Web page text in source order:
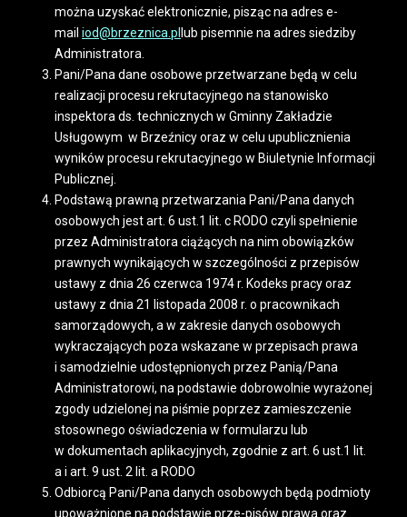
można uzyskać elektronicznie, pisząc na adres e-
mail iod@brzeznica.pl lub pisemnie na adres siedziby
Administratora.
Pani/Pana dane osobowe przetwarzane będą w celu
realizacji procesu rekrutacyjnego na stanowisko
inspektora ds. technicznych w Gminny Zakładzie
Usługowym w Brzeźnicy oraz w celu upublicznienia
wyników procesu rekrutacyjnego w Biuletynie Informacji
Publicznej.
Podstawą prawną przetwarzania Pani/Pana danych
osobowych jest art. 6 ust.1 lit. c RODO czyli spełnienie
przez Administratora ciążących na nim obowiązków
prawnych wynikających w szczególności z przepisów
ustawy z dnia 26 czerwca 1974 r. Kodeks pracy oraz
ustawy z dnia 21 listopada 2008 r. o pracownikach
samorządowych, a w zakresie danych osobowych
wykraczających poza wskazane w przepisach prawa
i samodzielnie udostępnionych przez Panią/Pana
Administratorowi, na podstawie dobrowolnie wyrażonej
zgody udzielonej na piśmie poprzez zamieszczenie
stosownego oświadczenia w formularzu lub
w dokumentach aplikacyjnych, zgodnie z art. 6 ust.1 lit.
a i art. 9 ust. 2 lit. a RODO
Odbiorcą Pani/Pana danych osobowych będą podmioty
upoważnione na podstawie prze-pisów prawa oraz